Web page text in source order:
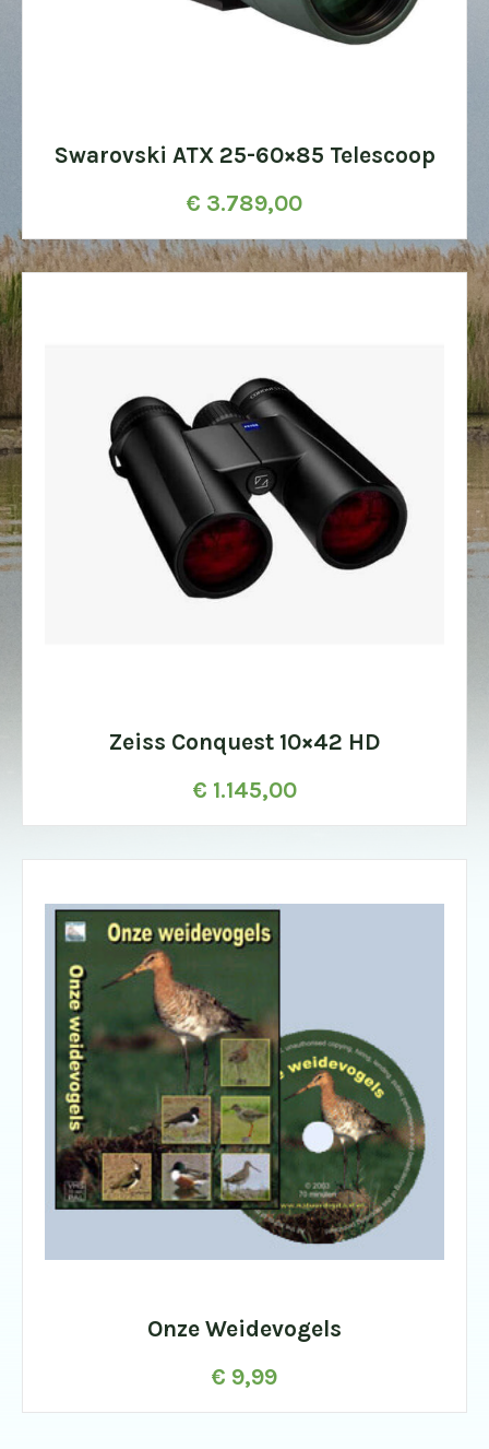
Swarovski ATX 25-60×85 Telescoop
€ 3.789,00
Zeiss Conquest 10×42 HD
€ 1.145,00
Onze Weidevogels
€ 9,99